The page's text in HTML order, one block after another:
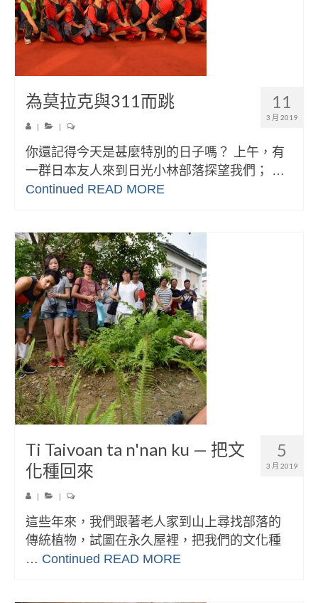
11
3 月 2019
為莫拉克與311而跳
| |
你還記得今天是甚麼特別的日子嗎？ 上午，有
一群日本友人來到日光小林部落探望我們； …
Continued READ MORE
5
3 月 2019
Ti Taivoan ta n'nan ku — 把文
化種回來
| |
這些年來，我們跟著老人家到山上尋找部落的
傳統植物，試圖在永久屋裡，把我們的文化種
… Continued READ MORE